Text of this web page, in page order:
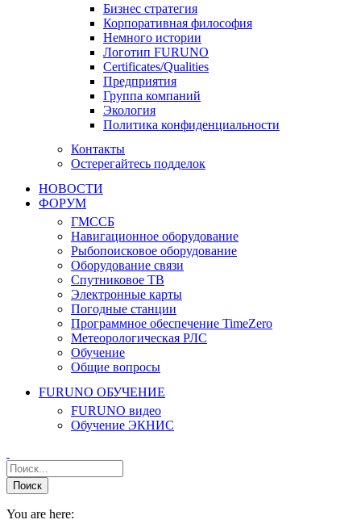
Бизнес стратегия
Корпоративная философия
Немного истории
Логотип FURUNO
Certificates/Qualities
Предприятия
Группа компаний
Экология
Политика конфиденциальности
Контакты
Остерегайтесь подделок
НОВОСТИ
ФОРУМ
ГМССБ
Навигационное оборудование
Рыбопоисковое оборудование
Оборудование связи
Спутниковое ТВ
Электронные карты
Погодные станции
Программное обеспечение TimeZero
Метеорологическая РЛС
Обучение
Общие вопросы
FURUNO ОБУЧЕНИЕ
FURUNO видео
Обучение ЭКНИС
You are here: